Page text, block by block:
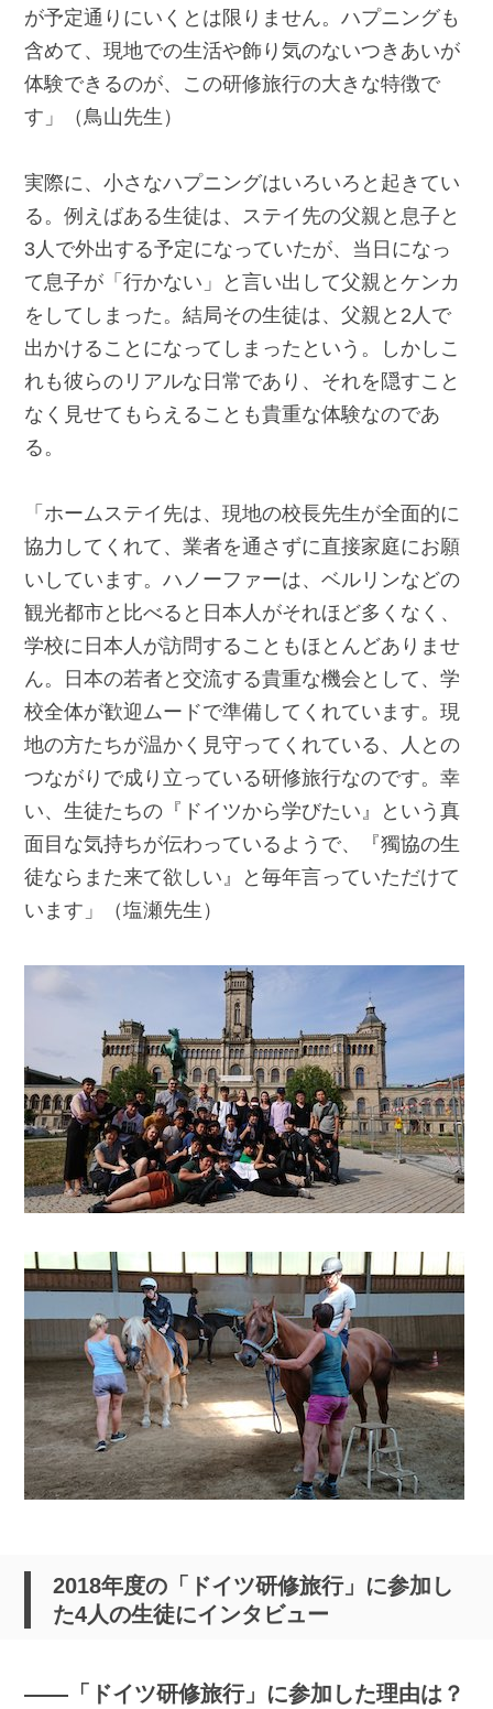
が予定通りにいくとは限りません。ハプニングも
含めて、現地での生活や飾り気のないつきあいが
体験できるのが、この研修旅行の大きな特徴で
す」（鳥山先生）
実際に、小さなハプニングはいろいろと起きてい
る。例えばある生徒は、ステイ先の父親と息子と
3人で外出する予定になっていたが、当日になっ
て息子が「行かない」と言い出して父親とケンカ
をしてしまった。結局その生徒は、父親と2人で
出かけることになってしまったという。しかしこ
れも彼らのリアルな日常であり、それを隠すこと
なく見せてもらえることも貴重な体験なのであ
る。
「ホームステイ先は、現地の校長先生が全面的に
協力してくれて、業者を通さずに直接家庭にお願
いしています。ハノーファーは、ベルリンなどの
観光都市と比べると日本人がそれほど多くなく、
学校に日本人が訪問することもほとんどありませ
ん。日本の若者と交流する貴重な機会として、学
校全体が歓迎ムードで準備してくれています。現
地の方たちが温かく見守ってくれている、人との
つながりで成り立っている研修旅行なのです。幸
い、生徒たちの『ドイツから学びたい』という真
面目な気持ちが伝わっているようで、『獨協の生
徒ならまた来て欲しい』と毎年言っていただけて
います」（塩瀬先生）
2018年度の「ドイツ研修旅行」に参加し
た4人の生徒にインタビュー
――「ドイツ研修旅行」に参加した理由は？